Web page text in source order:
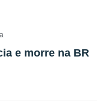
e morre na BR